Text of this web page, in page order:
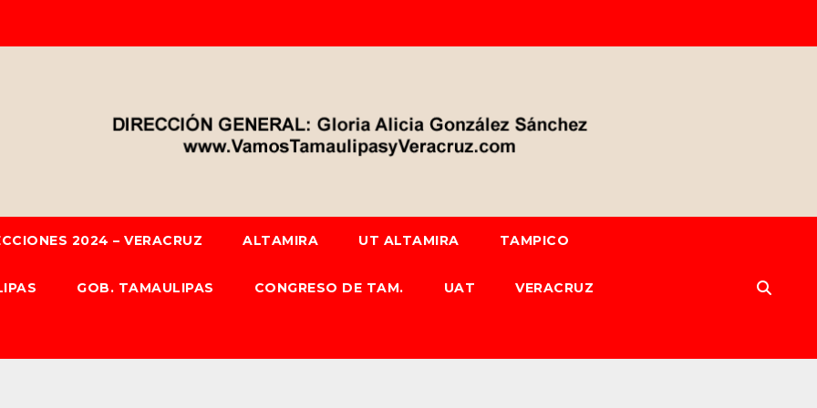
2024 – VERACRUZ ALTAMIRA UT ALTAMIRA TAMPICO
GOB. TAMAULIPAS CONGRESO DE TAM. UAT VERACRUZ